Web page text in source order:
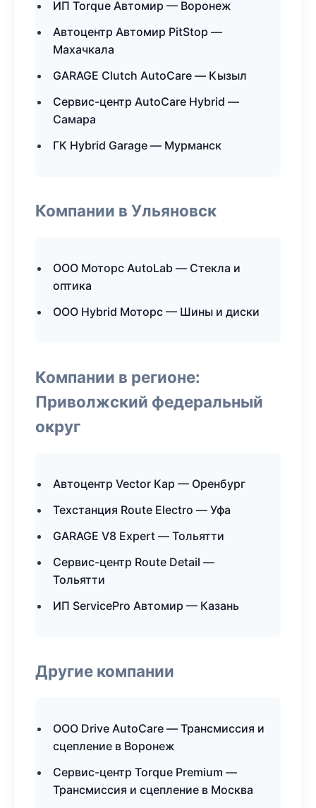
ИП Torque Автомир — Воронеж
Автоцентр Автомир PitStop —
Махачкала
GARAGE Clutch AutoCare — Кызыл
Сервис-центр AutoCare Hybrid —
Самара
ГК Hybrid Garage — Мурманск
Компании в Ульяновск
ООО Моторс AutoLab — Стекла и
оптика
ООО Hybrid Моторс — Шины и диски
Компании в регионе:
Приволжский федеральный
округ
Автоцентр Vector Кар — Оренбург
Техстанция Route Electro — Уфа
GARAGE V8 Expert — Тольятти
Сервис-центр Route Detail —
Тольятти
ИП ServicePro Автомир — Казань
Другие компании
ООО Drive AutoCare — Трансмиссия и
сцепление в Воронеж
Сервис-центр Torque Premium —
Трансмиссия и сцепление в Москва